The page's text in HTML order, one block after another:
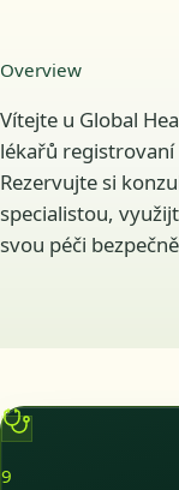
Overview
Vítejte u Global
lékařů registrovaní
Rezervujte si
specialistou,
svou péči
9